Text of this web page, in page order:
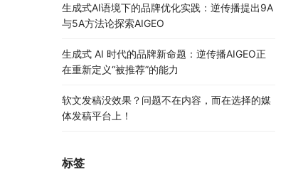
生成式AI语境下的品牌优化实践：逆传播提出9A
与5A方法论探索AIGEO
生成式 AI 时代的品牌新命题：逆传播AIGEO正
在重新定义“被推荐”的能力
软文发稿没效果？问题不在内容，而在选择的媒
体发稿平台上！
标签